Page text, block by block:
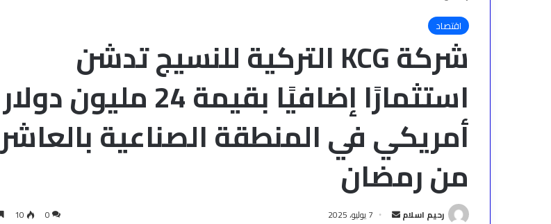
اقتصاد
شركة KCG التركية للنسيج تدشن
استثمارًا إضافيًا بقيمة 24 مليون دولار
أمريكي في المنطقة الصناعية بالعاشر
من رمضان
رحيم اسلام
أرسل 7 يوليو، 2025 0
10